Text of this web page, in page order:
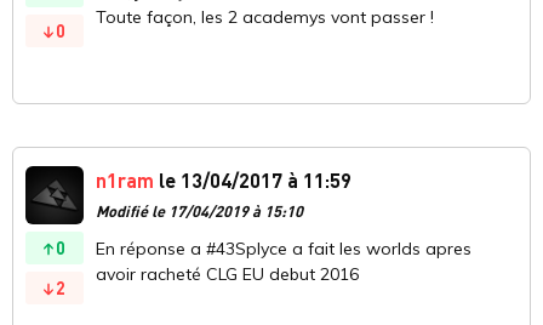
0
Toute façon, les 2 academys vont passer !
0
2
n1ram le 13/04/2017 à 11:59
Modifié le 17/04/2019 à 15:10
En réponse a #43Splyce a fait les worlds apres
avoir racheté CLG EU debut 2016